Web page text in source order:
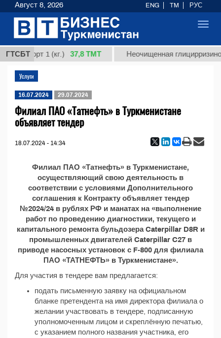
ГТСБТсорт 1 (кг.) 37,8 ТМТ Неочищенная
Услуги
16.07.2024 29.07.2024
Филиал ПАО «Татнефть» в Туркменистане
объявляет тендер
18.07.2024 - 14:34
Филиал ПАО «Татнефть» в Туркменистане,
осуществляющий свою деятельность в
соответствии с условиями Дополнительного
соглашения к Контракту объявляет тендер
№2024/24 в рублях РФ и манатах на «выполнение
работ по проведению диагностики, текущего и
капитального ремонта бульдозера Caterpillar D8R и
промышленных двигателей Caterpillar C27 в
приводе насосных установок с F-800 для филиала
ПАО «ТАТНЕФТЬ» в Туркменистане».
Для участия в тендере вам предлагается:
подать письменную заявку на официальном
бланке претендента на имя директора филиала о
желании участвовать в тендере, подписанную
уполномоченным лицом и скреплённую печатью,
с указанием полного названия участника, его
Август 8, 2026 ENG TM РУС